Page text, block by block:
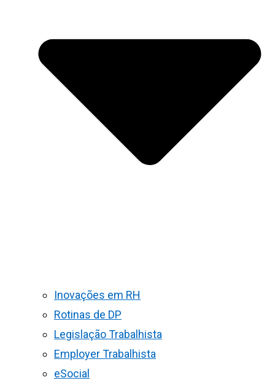
Inovações em RH
Rotinas de DP
Legislação Trabalhista
Employer Trabalhista
eSocial